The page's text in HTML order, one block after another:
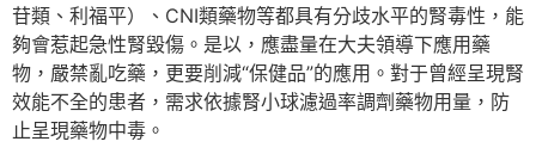
苷類、利福平）、CNI類藥物等都具有分歧水平的腎毒性，能
夠會惹起急性腎毀傷。是以，應盡量在大夫領導下應用藥
物，嚴禁亂吃藥，更要削減“保健品”的應用。對于曾經呈現腎
效能不全的患者，需求依據腎小球濾過率調劑藥物用量，防
止呈現藥物中毒。